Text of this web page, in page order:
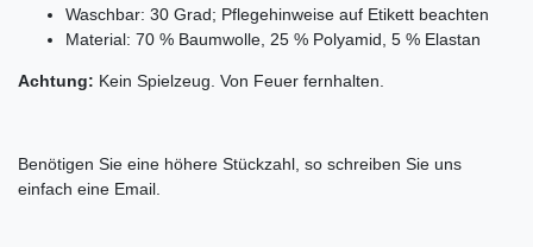
Waschbar: 30 Grad; Pflegehinweise auf Etikett beachten
Material: 70 % Baumwolle, 25 % Polyamid, 5 % Elastan
Achtung: Kein Spielzeug. Von Feuer fernhalten.
Benötigen Sie eine höhere Stückzahl, so schreiben Sie uns
einfach eine Email.